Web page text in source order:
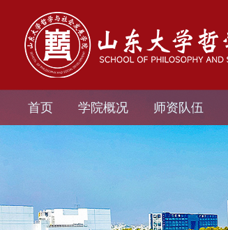
首页 学院概况 师资队伍